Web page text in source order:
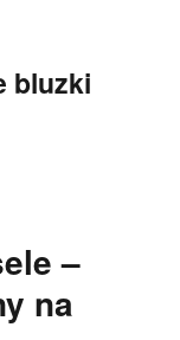
bluzki
–
na